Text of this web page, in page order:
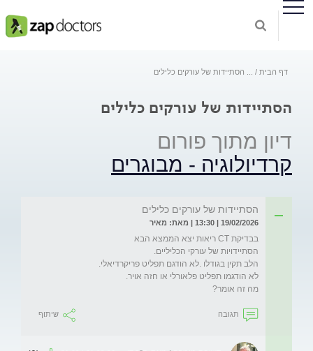
דף הבית הסתיידות של עורקים כלילים
הסתיידות של עורקים כלילים
דיון מתוך פורום
קרדיולוגיה - מבוגרים
הסתיידות של עורקים כלילים
19/02/2026 | 13:30 | מאת: מאיר
מה זה אומר?
תגובה שיתוף